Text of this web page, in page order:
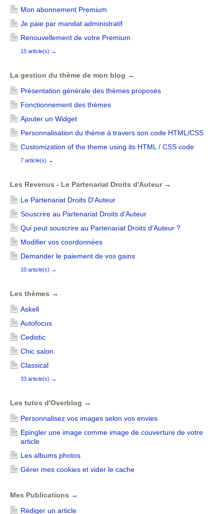
Mon abonnement Premium
Je paie par mandat administratif
Renouvellement de votre Premium
15 article(s) →
La gestion du thème de mon blog →
Présentation générale des thèmes proposés
Fonctionnement des thèmes
Ajouter un Widget
Personnalisation du thème à travers son code HTML/CSS
Customization of the theme using its HTML / CSS code
7 article(s) →
Les Revenus - Le Partenariat Droits d'Auteur →
Le Partenariat Droits D'Auteur
Souscrire au Partenariat Droits d'Auteur
Qui peut souscrire au Partenariat Droits d'Auteur ?
Modifier vos coordonnées
Demander le paiement de vos gains
10 article(s) →
Les thèmes →
Askell
Autofocus
Cedistic
Chic salon
Classical
33 article(s) →
Les tutos d'Overblog →
Personnalisez vos images selon vos envies
Epingler une image comme image de couverture de votre
article
Les albums photos
Gérer mes cookies et vider le cache
Mes Publications →
Rédiger un article